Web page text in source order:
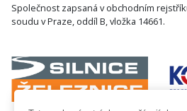
Společnost zapsaná v obchodním
soudu v Praze, oddíl B, vložka 14661.